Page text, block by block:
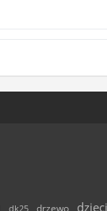
dk25 drzewo dzieci